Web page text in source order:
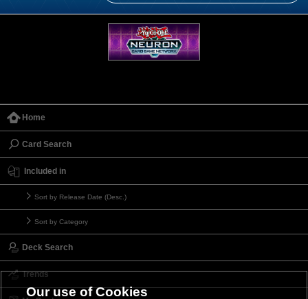
Home
Card Search
Included in
Sort by Release Date (Desc.)
Sort by Category
Deck Search
Trends
Our use of Cookies